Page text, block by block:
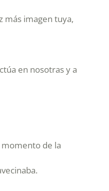
más imagen tuya,
en nosotras y a
de la